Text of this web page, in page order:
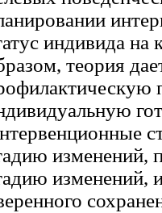
индивида
теория
изменений,
изменений,